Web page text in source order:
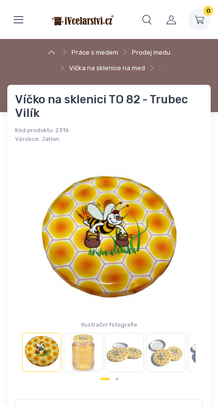
0
Práce s medem Prodej medu
Víčka na sklenice na med …
Víčko na sklenici TO 82 - Trubec
Vilík
Kód produktu: 2316
Výrobce: JaHan
Ilustrační fotografie